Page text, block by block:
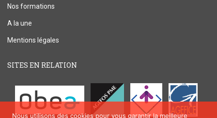
Nos formations
A la une
Mentions légales
SITES EN RELATION
Nous utilisons des cookies pour vous garantir la meilleure